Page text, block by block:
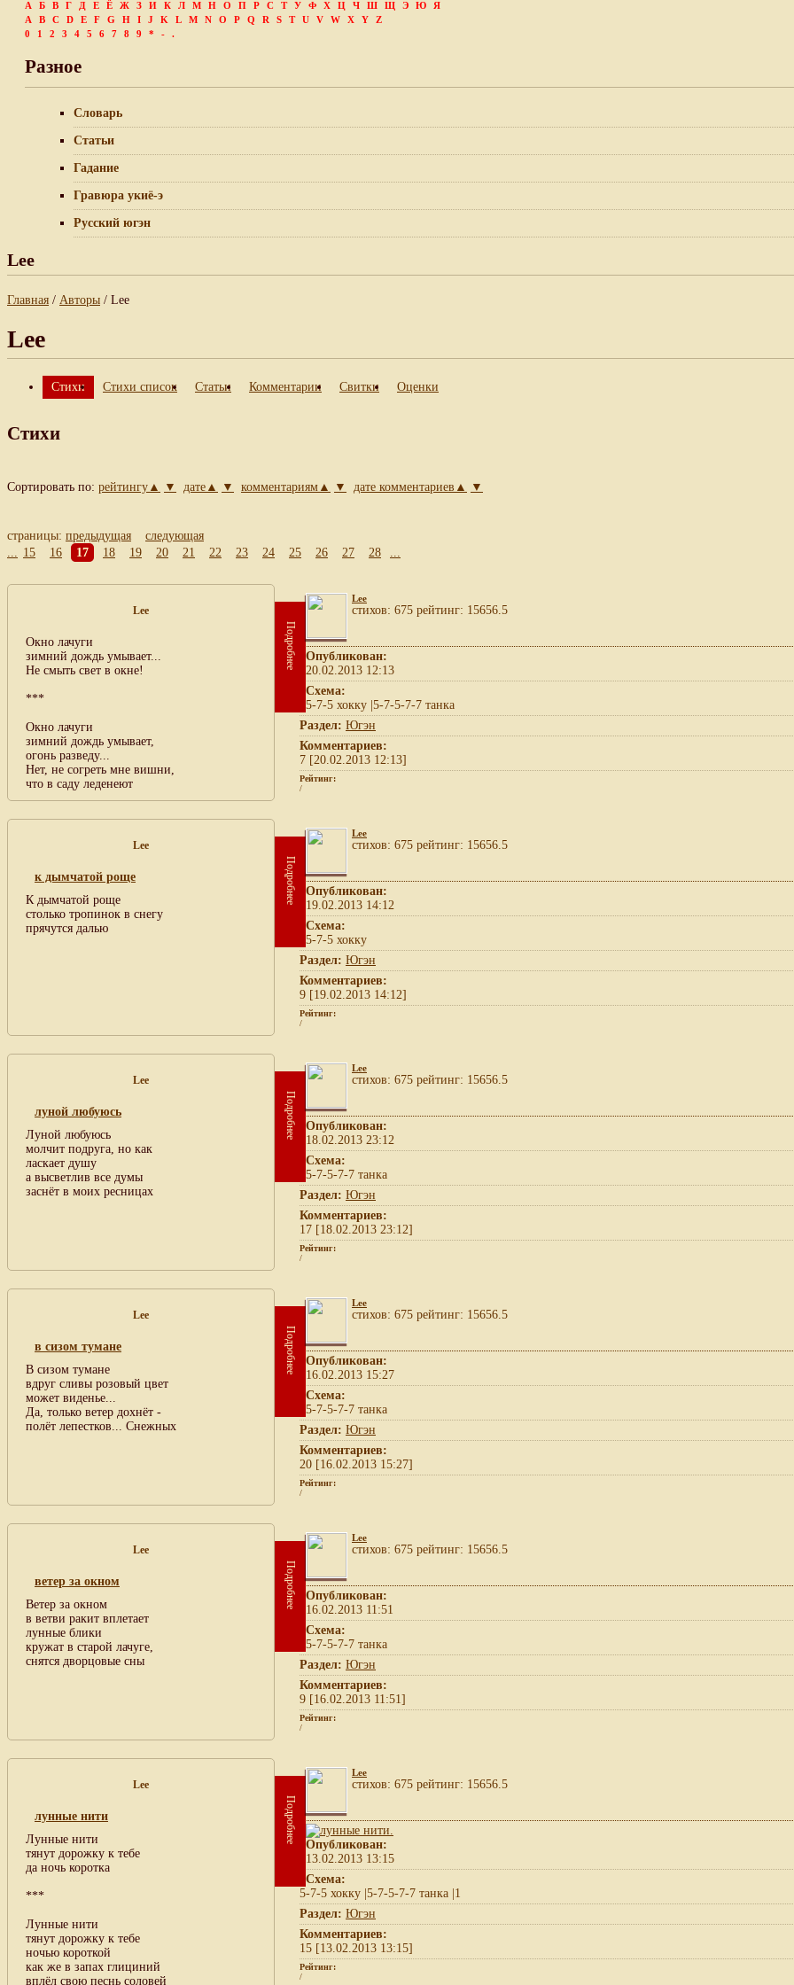
А Б В Г Д Е Ё Ж З И К Л М Н О П Р С Т У Ф Х Ц Ч Ш Щ Э Ю
Я
A
B C D E F G H I J K L M N O P Q R S T U V W X Y
Z
0
1 2 3 4 5 6 7 8 9 * - .
Разное
Словарь
Статьи
Гадание
Гравюра укиё-э
Русский югэн
Lee
Главная / Авторы / Lee
Lee
Стихи Стихи список Статьи Комментарии Свитки Оценки
Стихи
Сортировать по: рейтингу▲ ▼ дате▲ ▼ комментариям▲ ▼ дате комментариев▲ ▼
страницы: предыдущая
следующая
15 16 17 18 19 20 21 22 23 24 25 26 27 28
Lee
Окно лачуги
зимний дождь умывает...
Не смыть свет в окне!
***
Окно лачуги
зимний дождь умывает,
огонь разведу...
Нет, не согреть мне вишни,
что в саду леденеют
Подробнее
Lee
cтихов: 675 рейтинг: 15656.5
Опубликован:
20.02.2013 12:13
Схема:
5-7-5 хокку |5-7-5-7-7 танка
Раздел: Югэн
Комментариев:
7 [20.02.2013 12:13]
Рейтинг:
/
Lee
к дымчатой роще
К дымчатой роще
столько тропинок в снегу
прячутся далью
Подробнее
Lee
cтихов: 675 рейтинг: 15656.5
Опубликован:
19.02.2013 14:12
Схема:
5-7-5 хокку
Раздел: Югэн
Комментариев:
9 [19.02.2013 14:12]
Рейтинг:
/
Lee
луной любуюсь
Луной любуюсь
молчит подруга, но как
ласкает душу
а высветлив все думы
заснёт в моих ресницах
Подробнее
Lee
cтихов: 675 рейтинг: 15656.5
Опубликован:
18.02.2013 23:12
Схема:
5-7-5-7-7 танка
Раздел: Югэн
Комментариев:
17 [18.02.2013 23:12]
Рейтинг:
/
Lee
в сизом тумане
В сизом тумане
вдруг сливы розовый цвет
может виденье...
Да, только ветер дохнёт -
полёт лепестков... Снежных
Подробнее
Lee
cтихов: 675 рейтинг: 15656.5
Опубликован:
16.02.2013 15:27
Схема:
5-7-5-7-7 танка
Раздел: Югэн
Комментариев:
20 [16.02.2013 15:27]
Рейтинг:
/
Lee
ветер за окном
Ветер за окном
в ветви ракит вплетает
лунные блики
кружат в старой лачуге,
снятся дворцовые сны
Подробнее
Lee
cтихов: 675 рейтинг: 15656.5
Опубликован:
16.02.2013 11:51
Схема:
5-7-5-7-7 танка
Раздел: Югэн
Комментариев:
9 [16.02.2013 11:51]
Рейтинг:
/
Lee
лунные нити
Лунные нити
тянут дорожку к тебе
да ночь коротка
***
Лунные нити
тянут дорожку к тебе
ночью короткой
как же в запах глициний
вплёл свою песнь соловей
Подробнее
Lee
cтихов: 675 рейтинг: 15656.5
Опубликован:
13.02.2013 13:15
Схема:
5-7-5 хокку |5-7-5-7-7 танка |1
Раздел: Югэн
Комментариев:
15 [13.02.2013 13:15]
Рейтинг:
/